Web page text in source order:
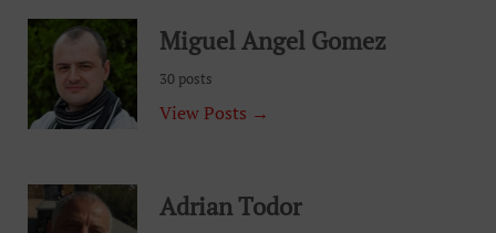
Miguel Angel Gomez
30 posts
View Posts →
Adrian Todor